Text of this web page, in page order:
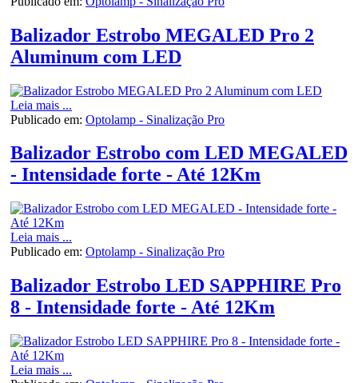
Balizador Estrobo MEGALED Pro 2
Aluminum com LED
Leia mais ...
Publicado em: Optolamp - Sinalização Pro
Balizador Estrobo com LED MEGALED
- Intensidade forte - Até 12Km
Leia mais ...
Publicado em: Optolamp - Sinalização Pro
Balizador Estrobo LED SAPPHIRE Pro
8 - Intensidade forte - Até 12Km
Leia mais ...